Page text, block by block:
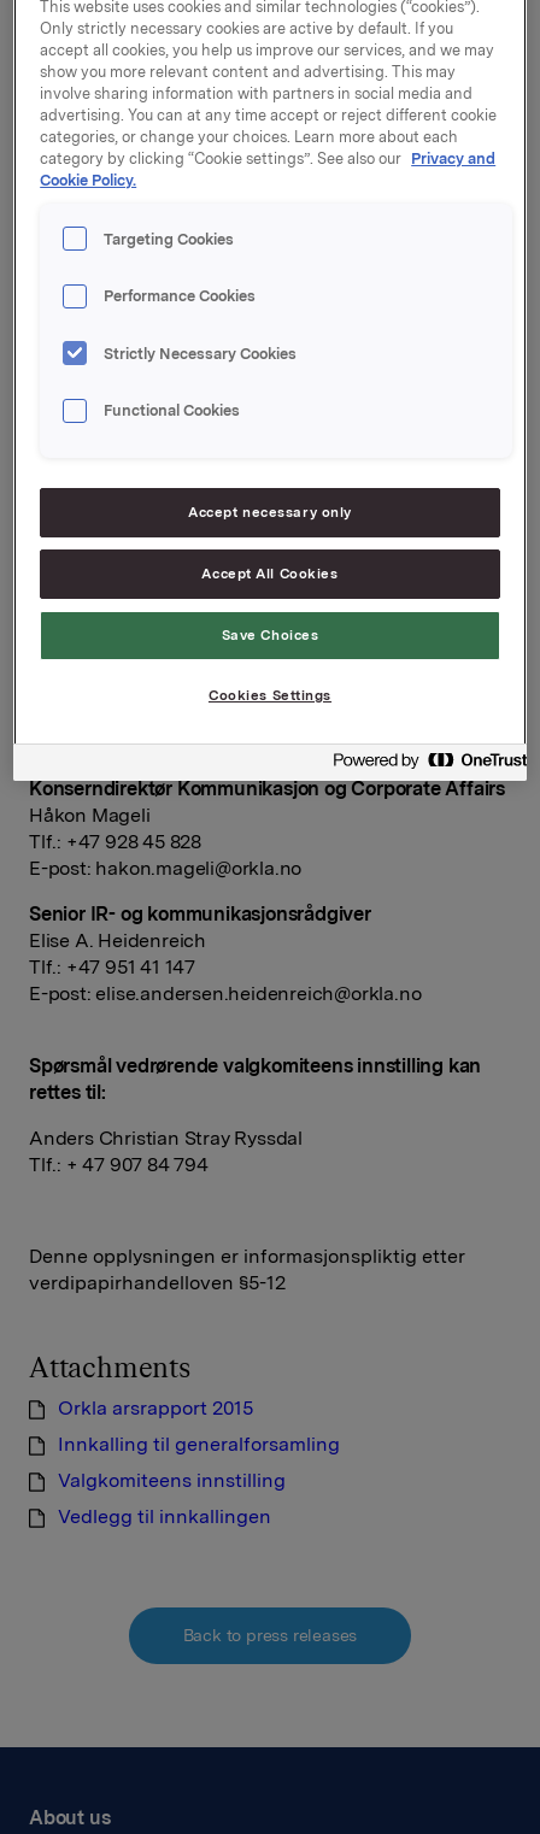
14. april 2016 kl. 15.00.
Frist for påmelding er 11. april 2016 kl. 15.00 (norsk tid).
Innkalling til generalforsamlingen, inklusive vedlegg,
følger vedlagt.
Trykt utgave av innkallingen er postlagt til alle
aksjonærer med kjent bostedsadresse. Ønskes en
trykt utgave av vedlegg til innkallingen, kan denne
bestilles på Orklas nettsider.
Innkalling og andre saksdokumenter samt nærmere
på www.orkla.no.
Generalforsamlingen holdes på norsk med
simultantolking til engelsk, og kan sees direkte via
Det vil åpnes for registrering kl. 13.30 på dagen for
generalforsamling i Ingeniørenes Hus, hvoretter det
blir en enkel servering.
Oslo, 23. mars 2016
Konserndirektør Kommunikasjon og Corporate Affairs
Håkon Mageli
Tlf.: +47 928 45 828
E-post: hakon.mageli@orkla.no
Senior IR- og kommunikasjonsrådgiver
Elise A. Heidenreich
Tlf.: +47 951 41 147
E-post: elise.andersen.heidenreich@orkla.no
Spørsmål vedrørende valgkomiteens innstilling kan
rettes til:
Anders Christian Stray Ryssdal
Tlf.: + 47 907 84 794
Denne opplysningen er informasjonspliktig etter
verdipapirhandelloven §5-12
Attachments
Orkla arsrapport 2015
Innkalling til generalforsamling
Valgkomiteens innstilling
Vedlegg til innkallingen
Back to press releases
About us
This website uses cookies and similar technologies (“cookies”).
Only strictly necessary cookies are active by default. If you
accept all cookies, you help us improve our services, and we may
show you more relevant content and advertising. This may
involve sharing information with partners in social media and
advertising. You can at any time accept or reject different cookie
categories, or change your choices. Learn more about each
category by clicking “Cookie settings”. See also our Privacy and
Cookie Policy.
Targeting Cookies
Performance Cookies
Strictly Necessary Cookies
Functional Cookies
Accept necessary only
Accept All Cookies
Save Choices
Cookies Settings